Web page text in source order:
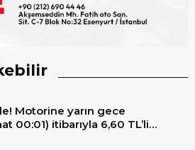
Motorine yarın gece
00:01) itibarıyla 6,60 TL’lik